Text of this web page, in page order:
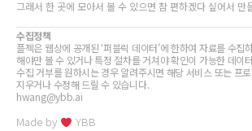
그래서 한 곳에 모아서 볼 수 있으면 참 편하겠다 싶어서 만
수집정책
플젝은 웹상에 공개된 ‘퍼블릭 데이터’에 한하여 자료를 수집
해야만 볼 수 있거나 특정 절차를 거쳐야 확인이 가능한 데이
수집 거부를 원하시는 경우 알려주시면 해당 서비스 또는 프
지우거나 수정해 드릴 수 있습니다.
hwang@ybb.ai
Made by YBB